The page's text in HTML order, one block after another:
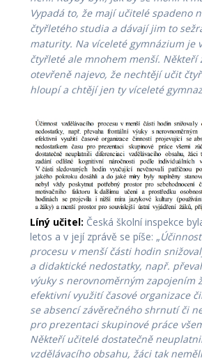
Vypadá to, že mají učitelé spadeno
čtyřletého studia a dávají jim to
maturity. Na víceleté gymnázium je
čtyřleté ale mnohem menší. Někteří
otevřeně najevo, že nechtějí učit
hloupí a chtějí jen ty víceleté
Líný učitel: Česká školní inspekce
letos a v její zprávě se píše: „
procesu v menší části hodin
a didaktické nedostatky, např.
výuky s nerovnoměrným zapojením
efektivní využití časové organizace
se absencí závěrečného shrnutí či
pro prezentaci skupinové práce
Někteří učitelé dostatečně
vzdělávacího obsahu, žáci tak